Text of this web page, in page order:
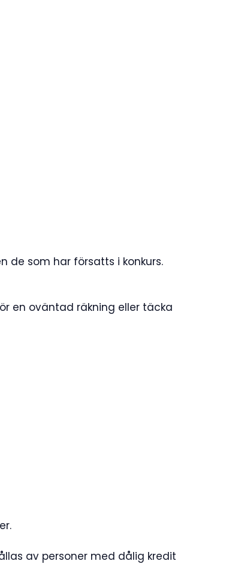
de som har försatts i konkurs.
en oväntad räkning eller täcka
av personer med dålig kredit